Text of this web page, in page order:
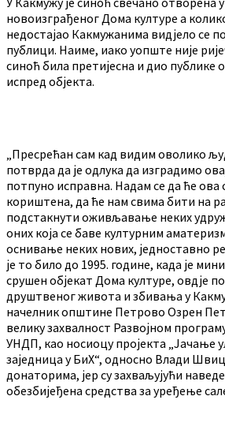
новоизграђеног Дома културе а
недостајао Какмужанима видјело се
публици. Наиме, иако уопште није
синоћ била претијесна и дио публике
испред објекта.
„Пресрећан сам кад видим оволико
потврда да је одлука да изградимо
потпуно исправна. Надам се да ће
кориштена, да ће нам свима бити на
подстакнути оживљавање неких
оних која се баве културним
оснивање неких нових, једноставно
је то било до 1995. године, када је
срушен објекат Дома културе, овдје
друштвеног живота и збивања у
начелник општине Петрово Озрен
велику захвалност Развојном
УНДП, као носиоцу пројекта „Јачање
заједница у БиХ“, односно Влади
донаторима, јер су захваљујући
обезбијеђена средства за уређење